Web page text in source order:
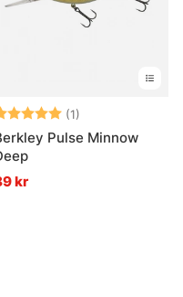
(1)
Pulse Minnow
kr